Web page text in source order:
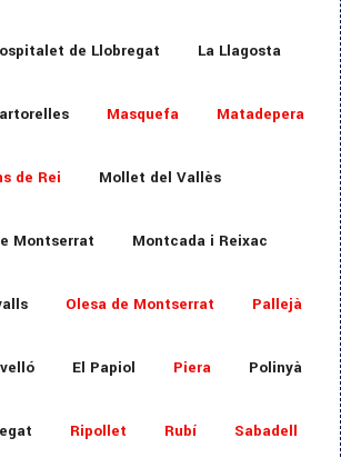
de Llobregat La Llagosta
Masquefa Matadepera
de Rei Mollet del Vallès
Montserrat Montcada i Reixac
Olesa de Montserrat Pallejà
El Papiol Piera Polinyà
Ripollet Rubí Sabadell